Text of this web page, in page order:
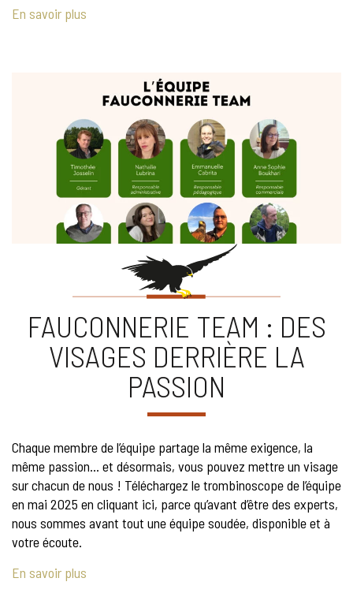
En savoir plus
FAUCONNERIE TEAM : DES
VISAGES DERRIÈRE LA
PASSION
Chaque membre de l’équipe partage la même exigence, la
même passion… et désormais, vous pouvez mettre un visage
sur chacun de nous ! Téléchargez le trombinoscope de l’équipe
en mai 2025 en cliquant ici, parce qu’avant d’être des experts,
nous sommes avant tout une équipe soudée, disponible et à
votre écoute.
En savoir plus